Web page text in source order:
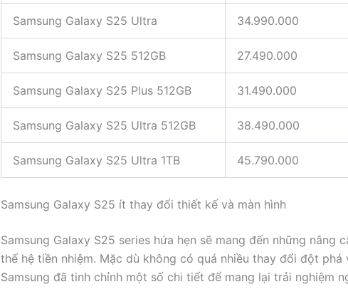
Samsung Galaxy S25 Ultra 34.990.000
Samsung Galaxy S25 512GB 27.490.000
Samsung Galaxy S25 Plus 512GB 31.490.000
Samsung Galaxy S25 Ultra 512GB 38.490.000
Samsung Galaxy S25 Ultra 1TB 45.790.000
Samsung Galaxy S25 ít thay đổi thiết kế và màn hình
Samsung Galaxy S25 series hứa hẹn sẽ mang đến những nâng
thế hệ tiền nhiệm. Mặc dù không có quá nhiều thay đổi đột phá
Samsung đã tinh chỉnh một số chi tiết để mang lại trải nghiệm